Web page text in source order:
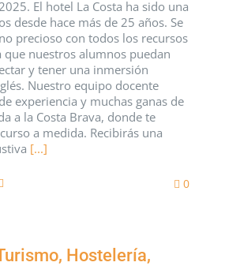
El hotel La Costa ha sido una
desde hace más de 25 años. Se
precioso con todos los recursos
que nuestros alumnos puedan
y tener una inmersión
Nuestro equipo docente
experiencia y muchas ganas de
a la Costa Brava, donde te
a medida. Recibirás una
[...]
0
Hostelería,